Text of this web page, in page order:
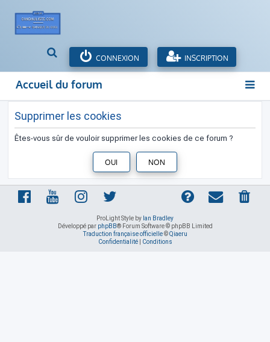
h
e
r
h
CONNEXION INSCRIPTION
Accueil du forum
Supprimer les cookies
Êtes-vous sûr de vouloir supprimer les cookies de ce forum ?
ProLight Style by Ian Bradley
Développé par phpBB® Forum Software © phpBB Limited
Traduction française officielle©Qiaeru
Confidentialité| Conditions